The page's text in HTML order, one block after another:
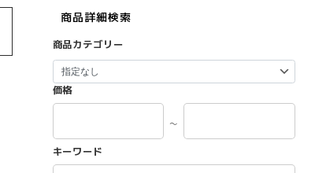
商品詳細検索
商品カテゴリー
価格
～
キーワード